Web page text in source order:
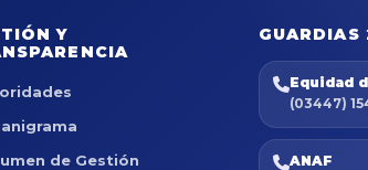
Y
de Gestión
GUARDIAS
Equidad
(03447)
ANAF